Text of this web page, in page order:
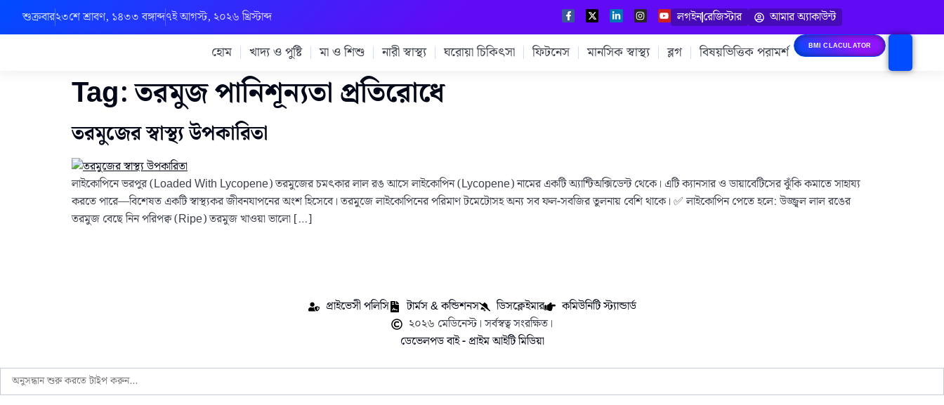
শুক্রবার২৩শে শ্রাবণ, ১৪৩৩ বঙ্গাব্দ৭ই আগস্ট, ২০২৬ খ্রিস্টাব্দ লগইনরেজিস্টার আমার অ্যাকাউন্ট
হোম খাদ্য ও পুষ্টি মা ও শিশু নারী স্বাস্থ্য ঘরোয়া চিকিৎসা ফিটনেস মানসিক স্বাস্থ্য ব্লগ বিষয়ভিত্তিক পরামর্শ BMI CLACULATOR
Tag:তরমুজ পানিশূন্যতা প্রতিরোধে
তরমুজের স্বাস্থ্য উপকারিতা
লাইকোপিনে ভরপুর (Loaded With Lycopene) তরমুজের চমৎকার লাল রঙ আসে লাইকোপিন (Lycopene) নামের একটি অ্যান্টিঅক্সিডেন্ট থেকে। এটি ক্যানসার ও ডায়াবেটিসের ঝুঁকি কমাতে সাহায্য
করতে পারে—বিশেষত একটি স্বাস্থ্যকর জীবনযাপনের অংশ হিসেবে। তরমুজে লাইকোপিনের পরিমাণ টমেটোসহ অন্য সব ফল-সবজির তুলনায় বেশি থাকে। ✅ লাইকোপিন পেতে হলে: উজ্জ্বল লাল রঙের
তরমুজ বেছে নিন পরিপক্ব (Ripe) তরমুজ খাওয়া ভালো […]
প্রাইভেসী পলিসি টার্মস & কন্ডিশনস ডিসক্লেইমার
কমিউনিটি স্ট্যান্ডার্ড
২০২৬ মেডিনেস্ট। সর্বস্বত্ব সংরক্ষিত।
ডেভেলপড বাই - প্রাইম আইটি মিডিয়া